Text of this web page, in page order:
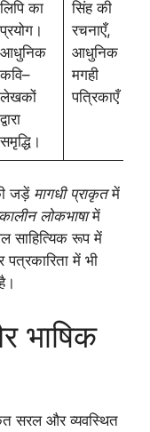
लिपि का
प्रयोग।
आधुनिक
कवि–
लेखकों
द्वारा
समृद्धि।
सिंह की
रचनाएँ,
आधुनिक
मगही
पत्रिकाएँ
जड़ें मागधी प्राकृतमें
लोकभाषामें
साहित्यिक रूप में
में भी
भाषिक
सरल और व्यवस्थित